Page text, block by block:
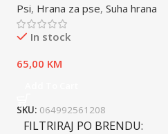
Psi, Hrana za pse, Suha hrana
In stock
65,00 KM
SKU: 064992561208
FILTRIRAJ PO BRENDU